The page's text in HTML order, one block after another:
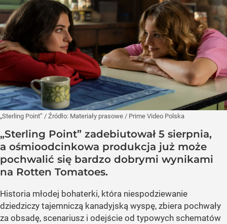
„Sterling Point” / Źródło: Materiały prasowe / Prime Video Polska
„Sterling Point” zadebiutował 5 sierpnia,
a ośmioodcinkowa produkcja już może
pochwalić się bardzo dobrymi wynikami
na Rotten Tomatoes.
Historia młodej bohaterki, która niespodziewanie
dziedziczy tajemniczą kanadyjską wyspę, zbiera pochwały
za obsadę, scenariusz i odejście od typowych schematów